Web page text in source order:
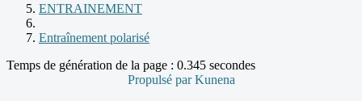
ENTRAINEMENT
Entraînement polarisé
Temps de génération de la page : 0.345 secondes
Propulsé parKunena